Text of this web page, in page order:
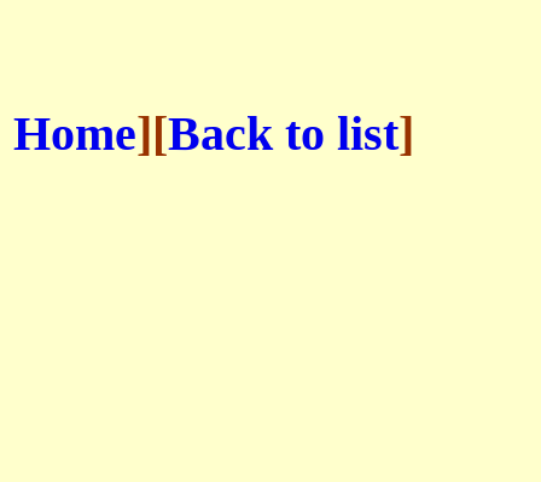
Home][Back to list]